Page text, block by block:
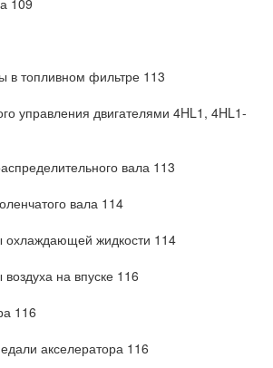
109
в топливном фильтре 113
управления двигателями 4HL1, 4HL1-
вала 113
вала 114
охлаждающей жидкости 114
на впуске 116
116
акселератора 116